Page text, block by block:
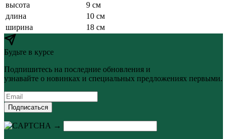
высота
9 см
длина
10 см
ширина
18 см
Будьте в курсе
Подпишитесь на последние обновления и
узнавайте о новинках и специальных предложениях первыми.
Подписаться
→